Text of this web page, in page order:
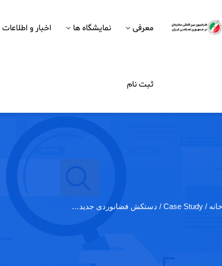
معرفی نمایشگاه ها اخبار و اطلاعات
ثبت نام
خانه / Case Study / دستکش فضانوردی جدید…